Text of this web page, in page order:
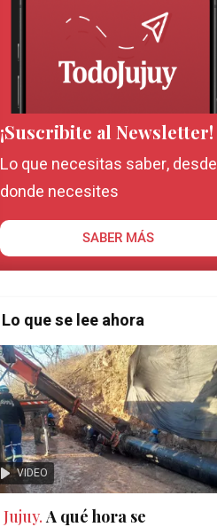
¡Suscribite al Newsletter!
Lo que necesitas saber, desde
donde necesites
SABER MÁS
Lo que se lee ahora
VIDEO
Jujuy.A qué hora se